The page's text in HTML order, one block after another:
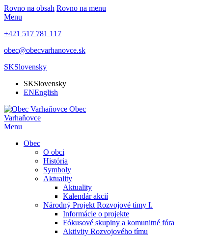
Rovno na obsah Rovno na menu
Menu
+421 517 781 117
obec@obecvarhanovce.sk
SKSlovensky
SKSlovensky
ENEnglish
Obec
Varhaňovce
Menu
Obec
O obci
História
Symboly
Aktuality
Aktuality
Kalendár akcií
Národný Projekt Rozvojové tímy I.
Informácie o projekte
Fókusové skupiny a komunitné fóra
Aktivity Rozvojového tímu